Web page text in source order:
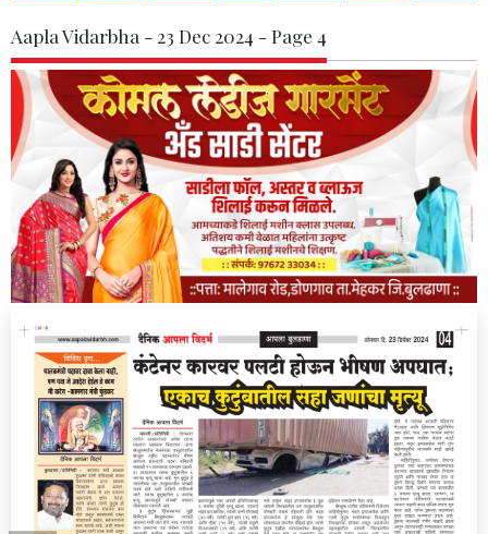
Aapla Vidarbha - 23 Dec 2024 - Page 4